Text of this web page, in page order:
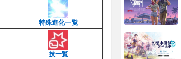
特殊進化一覧
技一覧